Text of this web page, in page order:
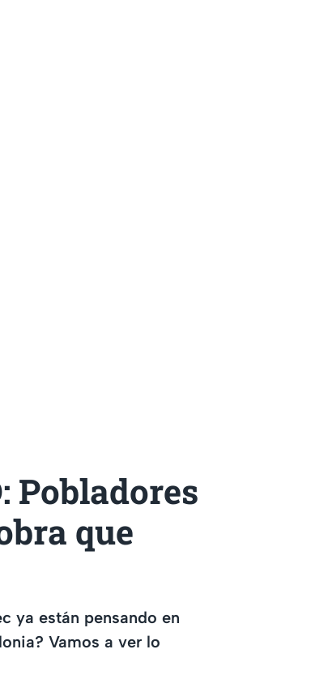
Pobladores
que
ya están pensando en
Vamos a ver lo